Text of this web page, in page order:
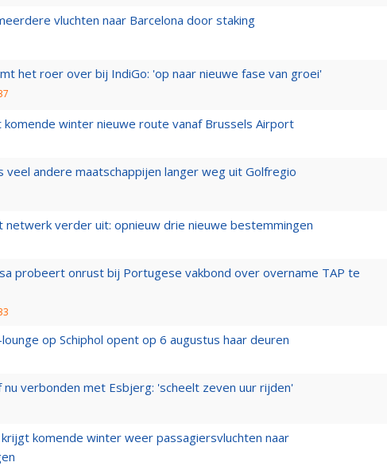
vluchten naar Barcelona door staking
het roer over bij IndiGo: 'op naar nieuwe fase van groei'
komende winter nieuwe route vanaf Brussels Airport
veel andere maatschappijen langer weg uit Golfregio
netwerk verder uit: opnieuw drie nieuwe bestemmingen
probeert onrust bij Portugese vakbond over overname TAP te
op Schiphol opent op 6 augustus haar deuren
nu verbonden met Esbjerg: 'scheelt zeven uur rijden'
krijgt komende winter weer passagiersvluchten naar